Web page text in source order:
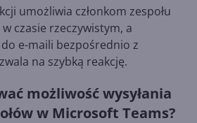
umożliwia członkom zespołu
czasie rzeczywistym, a
e-maili bezpośrednio z
na szybką reakcję.
możliwość wysyłania
w Microsoft Teams?